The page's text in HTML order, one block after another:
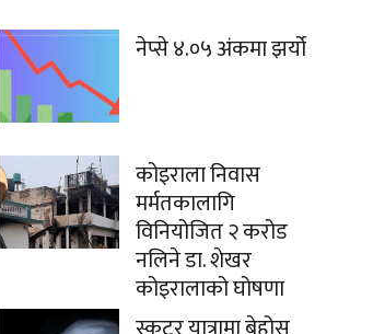
नेप्से ४.०५ अंकमा झर्यो
कोइराला निवास
मर्मतकालागि
विनियोजित २ करोड
नलिने डा. शेखर
कोइरालाको घोषणा